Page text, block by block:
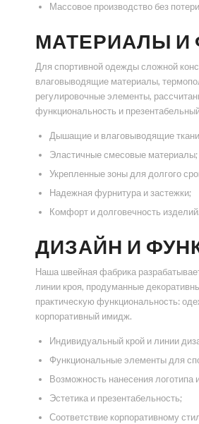
Массовое производство без
МАТЕРИАЛЫ И
Для спортивной одежды сложной
влаговыводящие материалы,
регулировочные элементы,
функциональность и
Дышащие и влаговыводящие
Эластичные смесовые материалы;
Укрепленные зоны для долгого
Надежная фурнитура и застежки;
Комфорт и долговечность изделий.
ДИЗАЙН И
Наша швейная фабрика
линии кроя, продуманные
практическую функциональность:
корпоративный имидж.
Индивидуальный крой и линии
Функциональные элементы для
Возможность нанесения логотипа
Эстетика и презентабельность;
Соответствие корпоративному